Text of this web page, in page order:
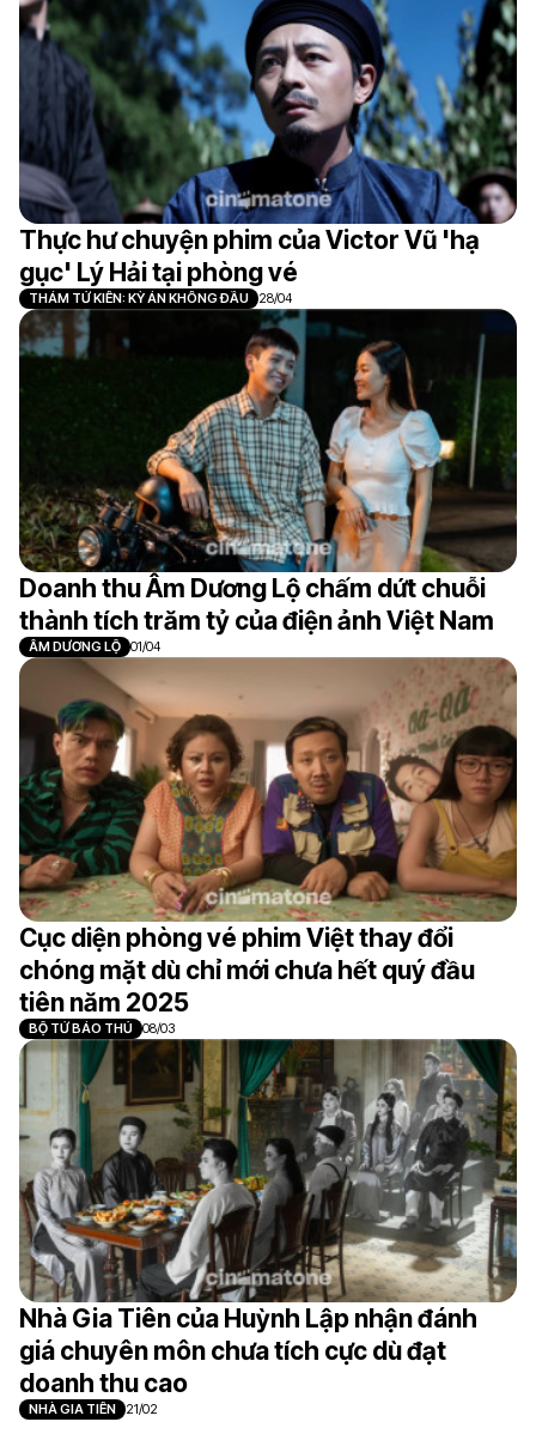
Thực hư chuyện phim của Victor Vũ 'hạ
gục' Lý Hải tại phòng vé
THÁM TỬ KIÊN: KỲ ÁN KHÔNG ĐẦU 28/04
Doanh thu Âm Dương Lộ chấm dứt chuỗi
thành tích trăm tỷ của điện ảnh Việt Nam
ÂM DƯƠNG LỘ 01/04
Cục diện phòng vé phim Việt thay đổi
chóng mặt dù chỉ mới chưa hết quý đầu
tiên năm 2025
BỘ TỨ BÁO THỦ 08/03
Nhà Gia Tiên của Huỳnh Lập nhận đánh
giá chuyên môn chưa tích cực dù đạt
doanh thu cao
NHÀ GIA TIÊN 21/02